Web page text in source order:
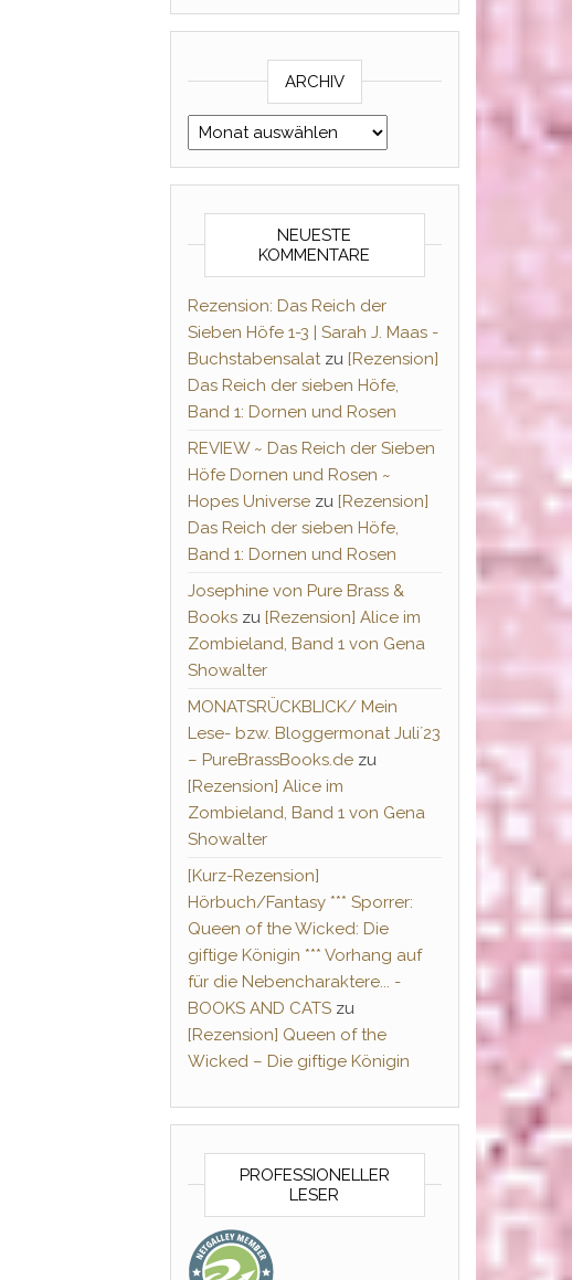
ARCHIV
Archiv
NEUESTE
KOMMENTARE
Rezension: Das Reich der
Sieben Höfe 1-3 | Sarah J. Maas -
Buchstabensalatzu [Rezension]
Das Reich der sieben Höfe,
Band 1: Dornen und Rosen
REVIEW ~ Das Reich der Sieben
Höfe Dornen und Rosen ~
Hopes Universezu [Rezension]
Das Reich der sieben Höfe,
Band 1: Dornen und Rosen
Josephine von Pure Brass &
Bookszu [Rezension] Alice im
Zombieland, Band 1 von Gena
Showalter
MONATSRÜCKBLICK/ Mein
Lese- bzw. Bloggermonat Juli´23
– PureBrassBooks.dezu
[Rezension] Alice im
Zombieland, Band 1 von Gena
Showalter
[Kurz-Rezension]
Hörbuch/Fantasy *** Sporrer:
Queen of the Wicked: Die
giftige Königin *** Vorhang auf
für die Nebencharaktere... -
BOOKS AND CATSzu
[Rezension] Queen of the
Wicked – Die giftige Königin
PROFESSIONELLER
LESER